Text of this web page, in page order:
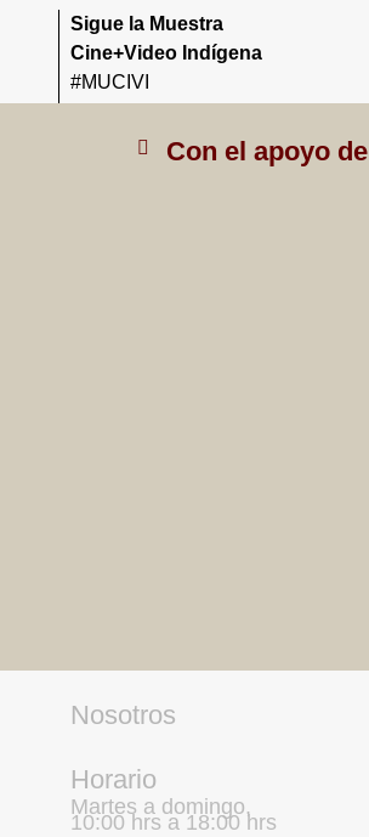
Sigue la Muestra
Cine+Video Indígena
#MUCIVI
Con el apoyo de
Nosotros
Horario
Martes a domingo,
10:00 hrs a 18:00 hrs